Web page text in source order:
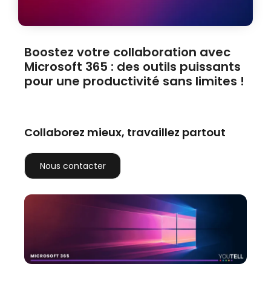
Boostez votre collaboration avec
Microsoft 365 : des outils puissants
pour une productivité sans limites !
Collaborez mieux, travaillez partout
Nous contacter